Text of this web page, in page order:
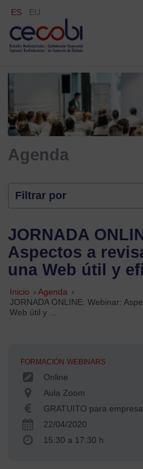
ES EU
Agenda
Filtrar por
JORNADA
Aspectos a
una Web útil y
Inicio »Agenda »
JORNADA ONLINE: Webinar:
Web útil y ...
FORMACIÓN WEBINARS
Online
Aula Zoom
GRATUITO para
22/04/2020
15:30 a 17:30 h